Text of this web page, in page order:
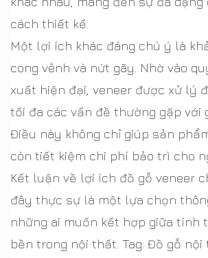
cách thiết kế.
Một lợi ích khác đáng chú ý là
cong vênh và nứt gãy. Nhờ vào
xuất hiện đại, veneer được xử lý
tối đa các vấn đề thường gặp với
Điều này không chỉ giúp sản
còn tiết kiệm chi phí bảo trì cho
Kết luận về lợi ích đồ gỗ veneer
đây thực sự là một lựa chọn
những ai muốn kết hợp giữa tính
bền trong nội thất. Tag: Đồ gỗ